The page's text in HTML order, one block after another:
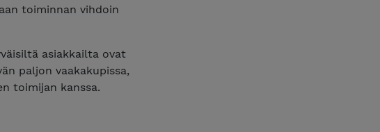
toiminnan vihdoin
asiakkailta ovat
paljon vaakakupissa,
toimijan kanssa.